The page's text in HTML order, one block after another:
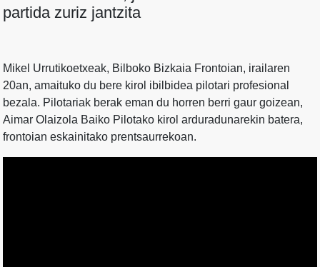
partida zuriz jantzita
Mikel Urrutikoetxeak, Bilboko Bizkaia Frontoian, irailaren
20an, amaituko du bere kirol ibilbidea pilotari profesional
bezala. Pilotariak berak eman du horren berri gaur goizean,
Aimar Olaizola Baiko Pilotako kirol arduradunarekin batera,
frontoian eskainitako prentsaurrekoan.